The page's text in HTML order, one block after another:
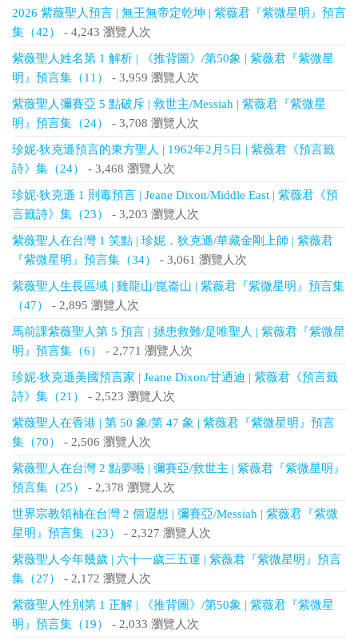
2026 紫薇聖人預言 | 無王無帝定乾坤 | 紫薇君『紫微星明』預言
集（42）
- 4,243 瀏覽人次
紫薇聖人姓名第 1 解析 | 《推背圖》/第50象 | 紫薇君『紫微星
明』預言集（11）
- 3,959 瀏覽人次
紫薇聖人彌賽亞 5 點破斥 | 救世主/Messiah | 紫薇君『紫微星
明』預言集（24）
- 3,708 瀏覽人次
珍妮‧狄克遜預言的東方聖人 | 1962年2月5日 | 紫薇君《預言籤
詩》集（24）
- 3,468 瀏覽人次
珍妮‧狄克遜 1 則毒預言 | Jeane Dixon/Middle East | 紫薇君《預
言籤詩》集（23）
- 3,203 瀏覽人次
紫薇聖人在台灣 1 笑點 | 珍妮．狄克遜/華藏金剛上師 | 紫薇君
『紫微星明』預言集（34）
- 3,061 瀏覽人次
紫薇聖人生長區域 | 雞龍山/崑崙山 | 紫薇君『紫微星明』預言集
（47）
- 2,895 瀏覽人次
馬前課紫薇聖人第 5 預言 | 拯患救難/是唯聖人 | 紫薇君『紫微星
明』預言集（6）
- 2,771 瀏覽人次
珍妮‧狄克遜美國預言家 | Jeane Dixon/甘迺迪 | 紫薇君《預言籤
詩》集（21）
- 2,523 瀏覽人次
紫薇聖人在香港 | 第 50 象/第 47 象 | 紫薇君『紫微星明』預言
集（70）
- 2,506 瀏覽人次
紫薇聖人在台灣 2 點夢囈 | 彌賽亞/救世主 | 紫薇君『紫微星明』
預言集（25）
- 2,378 瀏覽人次
世界宗教領袖在台灣 2 個遐想 | 彌賽亞/Messiah | 紫薇君『紫微
星明』預言集（23）
- 2,327 瀏覽人次
紫薇聖人今年幾歲 | 六十一歲三五運 | 紫薇君『紫微星明』預言
集（27）
- 2,172 瀏覽人次
紫薇聖人性別第 1 正解 | 《推背圖》/第50象 | 紫薇君『紫微星
明』預言集（19）
- 2,033 瀏覽人次